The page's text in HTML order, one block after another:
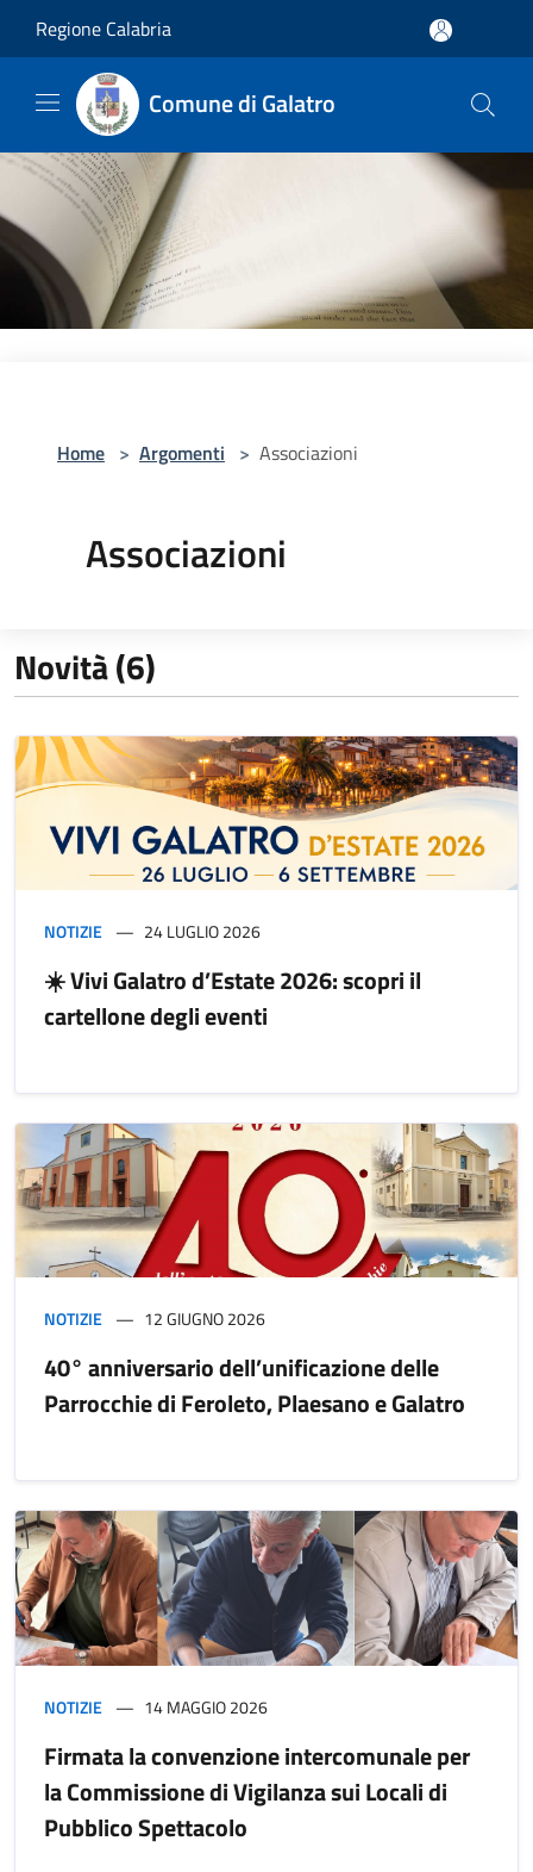
Regione Calabria
Comune di Galatro
Home > Argomenti > Associazioni
Associazioni
Novità (6)
NOTIZIE 24 LUGLIO 2026
☀️ Vivi Galatro d’Estate 2026: scopri il
cartellone degli eventi
NOTIZIE 12 GIUGNO 2026
40° anniversario dell’unificazione delle
Parrocchie di Feroleto, Plaesano e Galatro
NOTIZIE 14 MAGGIO 2026
Firmata la convenzione intercomunale per
la Commissione di Vigilanza sui Locali di
Pubblico Spettacolo